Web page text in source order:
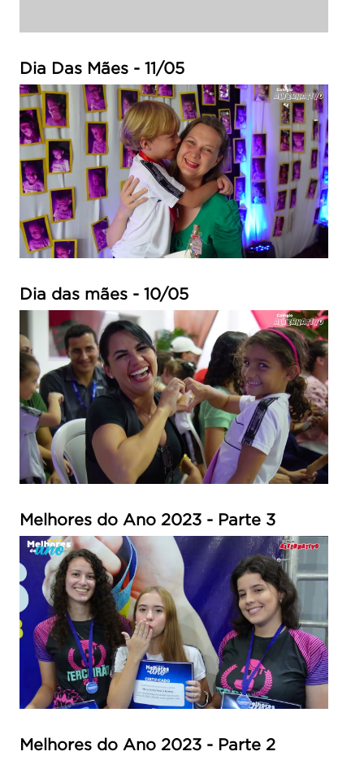
Dia Das Mães - 11/05
Dia das mães - 10/05
Melhores do Ano 2023 - Parte 3
Melhores do Ano 2023 - Parte 2